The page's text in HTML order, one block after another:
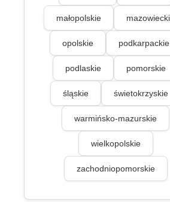
małopolskie
opolskie podkarpackie
podlaskie pomorskie
śląskie świetokrzyskie
warmińsko-mazurskie
wielkopolskie
zachodniopomorskie